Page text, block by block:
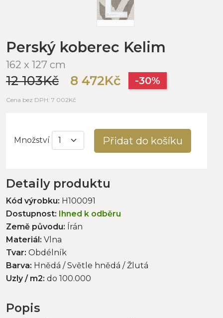
Perský koberec Kelim
162 x 127 cm
12 103Kč 8 472Kč -30%
Cena bez DPH: 7 002Kč
Množství Přidat do košíku
Detaily produktu
Kód výrobku: H100091
Dostupnost: Ihned k odběru
Země původu: Írán
Materiál: Vlna
Tvar: Obdélník
Barva: Hnědá / Světle hnědá / Žlutá
Uzly / m2: do 100.000
Popis